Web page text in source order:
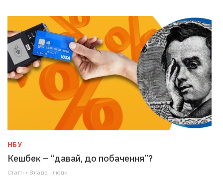
НБУ
Кешбек – “давай, до побачення”?
Статті • Влада i люди